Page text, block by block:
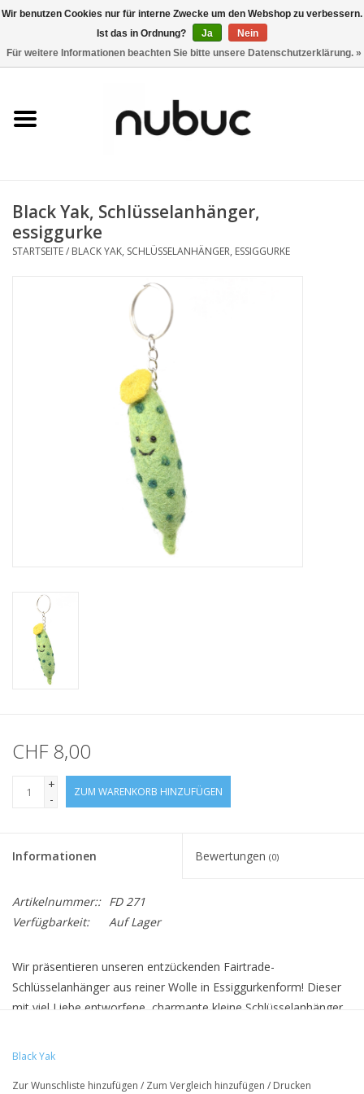
0 Artikel - CHF 0,00
Damen
Accessoires
Black Yak, Schlüsselanhänger,
essiggurke
STARTSEITE/ BLACK YAK, SCHLÜSSELANHÄNGER, ESSIGGURKE
CHF 8,00
+
-
ZUM WARENKORB HINZUFÜGEN
Informationen Bewertungen (0)
Artikelnummer:: FD 271
Verfügbarkeit:
Auf Lager
Wir präsentieren unseren entzückenden Fairtrade-
Schlüsselanhänger aus reiner Wolle in Essiggurkenform! Dieser
mit viel Liebe entworfene, charmante kleine Schlüsselanhänger
Essiggurke wird sorgfältig von Hand gefertigt, wodurch ihre
sind. Befestigen Sie ihn an Ihren Schlüsseln, Ihrem Rucksack
Black Yak
Zur Wunschliste hinzufügen / Zum Vergleich hinzufügen / Drucken
Wir benutzen Cookies nur für interne Zwecke um den Webshop zu verbessern.
Ist das in Ordnung?
Ja
Nein
Für weitere Informationen beachten Sie bitte unsere Datenschutzerklärung. »